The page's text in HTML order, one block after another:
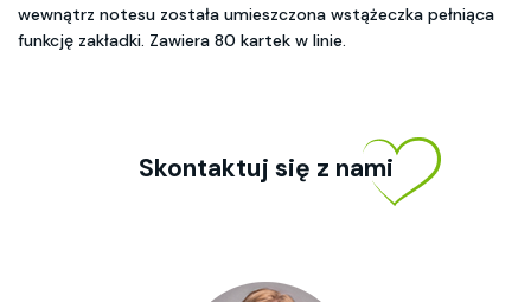
wewnątrz notesu została umieszczona wstążeczka pełniąca
funkcję zakładki. Zawiera 80 kartek w linie.
Skontaktuj się z nami